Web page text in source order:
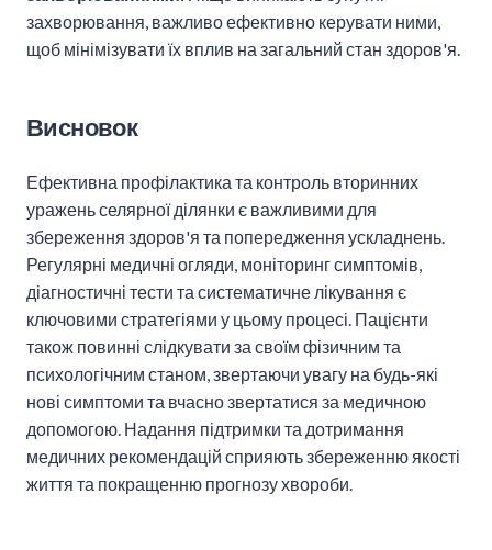
захворювання, важливо ефективно керувати ними,
щоб мінімізувати їх вплив на загальний стан здоров'я.
Висновок
Ефективна профілактика та контроль вторинних
уражень селярної ділянки є важливими для
збереження здоров'я та попередження ускладнень.
Регулярні медичні огляди, моніторинг симптомів,
діагностичні тести та систематичне лікування є
ключовими стратегіями у цьому процесі. Пацієнти
також повинні слідкувати за своїм фізичним та
психологічним станом, звертаючи увагу на будь-які
нові симптоми та вчасно звертатися за медичною
допомогою. Надання підтримки та дотримання
медичних рекомендацій сприяють збереженню якості
життя та покращенню прогнозу хвороби.